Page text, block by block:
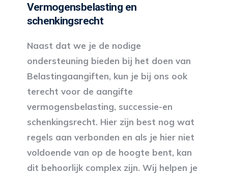
Vermogensbelasting en
schenkingsrecht
Naast dat we je de nodige
ondersteuning bieden bij het doen van
Belastingaangiften, kun je bij ons ook
terecht voor de aangifte
vermogensbelasting, successie-en
schenkingsrecht. Hier zijn best nog wat
regels aan verbonden en als je hier niet
voldoende van op de hoogte bent, kan
dit behoorlijk complex zijn. Wij helpen je